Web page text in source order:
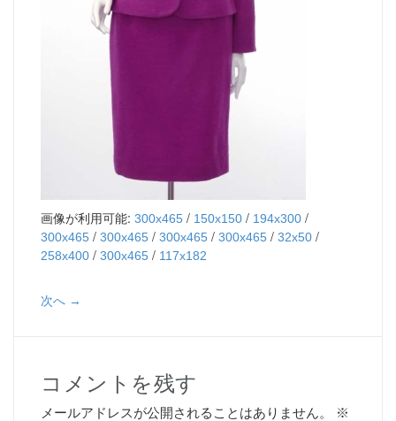
画像が利用可能: 300x465 / 150x150 / 194x300 /
300x465 / 300x465 / 300x465 / 300x465 / 32x50 /
258x400 / 300x465 / 117x182
次へ →
コメントを残す
メールアドレスが公開されることはありません。
※